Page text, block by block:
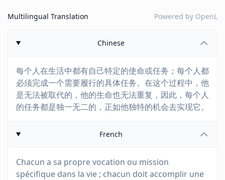
Multilingual Translation Powered by OpenL
Chinese
每个人在生活中都有自己特定的使命或任务；每个人都
必须完成一个需要履行的具体任务。在这个过程中，他
是无法被取代的，他的生命也无法重复，因此，每个人
的任务都是独一无二的，正如他独特的机会去实现它。
French
Chacun a sa propre vocation ou mission
spécifique dans la vie ; chacun doit accomplir une